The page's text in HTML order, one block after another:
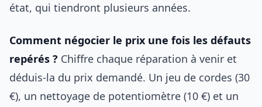
état, qui tiendront plusieurs années.
Comment négocier le prix une fois les défauts
repérés ? Chiffre chaque réparation à venir et
déduis-la du prix demandé. Un jeu de cordes (30
€), un nettoyage de potentiomètre (10 €) et un